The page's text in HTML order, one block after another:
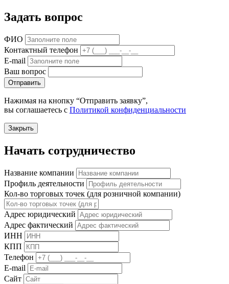
Задать вопрос
ФИО
Контактный телефон
E-mail
Ваш вопрос
Отправить
Нажимая на кнопку “Отправить заявку”,
вы соглашаетесь с Политикой конфиденциальности
Закрыть
Начать сотрудничество
Название компании
Профиль деятельности
Кол-во торговых точек (для розничной компании)
Адрес юридический
Адрес фактический
ИНН
КПП
Телефон
E-mail
Сайт